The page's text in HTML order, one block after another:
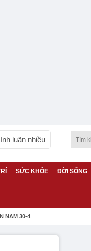
luận nhiều
SỨC KHỎE ĐỜI SỐNG
NAM 30-4